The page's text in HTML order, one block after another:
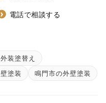
電話で相談する
装塗替え
塗装 鳴門市の外壁塗装